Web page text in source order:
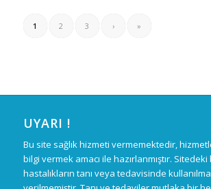
1 2 3 › »
UYARI !
Bu site sağlık hizmeti vermemektedir,
bilgi vermek amacı ile hazırlanmıştır.
hastalıkların tanı veya tedavisinde